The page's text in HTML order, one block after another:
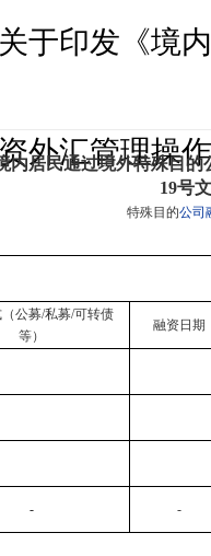
于印发《境
外汇管理操
内居民通过境外特殊目
19号
特殊目的公司
公募/私募/可转债
等）
融资日期
- -